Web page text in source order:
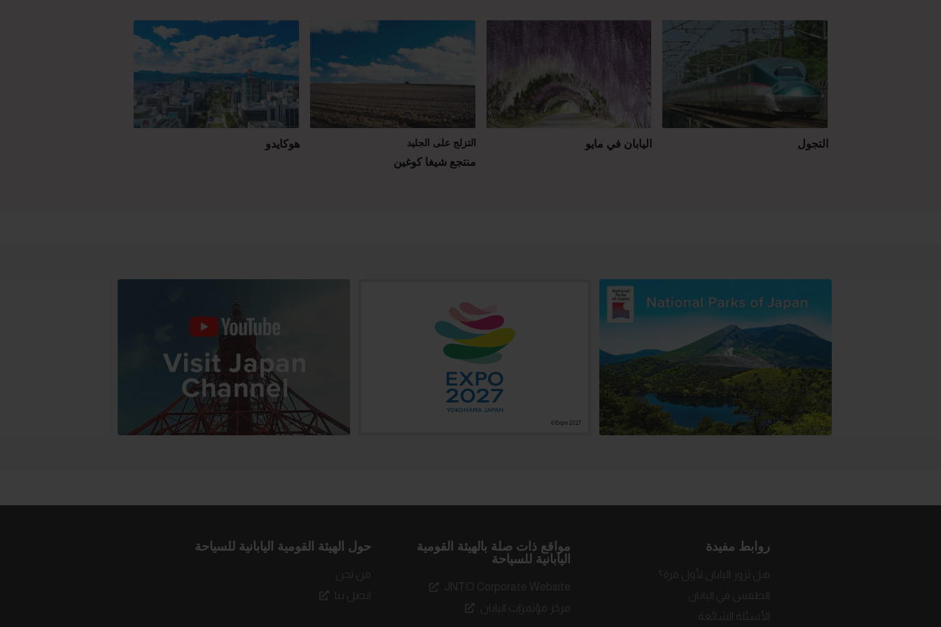
التجول اليابان في مايو التزلج على الجليد
منتجع شيغا كوغين
هوكايدو
روابط مفيدة
مواقع ذات صلة بالهيئة القومية
اليابانية للسياحة
حول الهيئة القومية اليابانية للسياحة